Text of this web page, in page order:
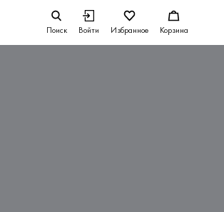
Поиск Войти Избранное Корзина